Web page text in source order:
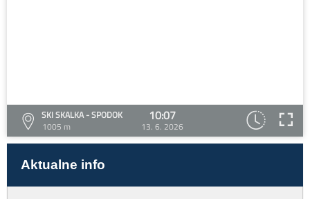
SKI SKALKA - SPODOK
1005 m
10:07
13. 6. 2026
Aktualne info